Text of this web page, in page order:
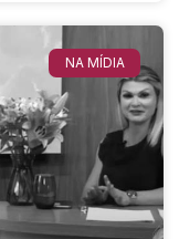
NA MÍDIA